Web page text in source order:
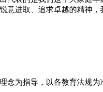
进取、追求卓越的精神
为指导，以各教育法规